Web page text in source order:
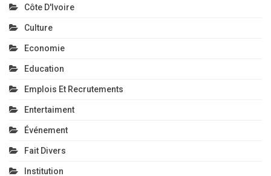
Côte D'Ivoire
Culture
Economie
Education
Emplois Et Recrutements
Entertaiment
Événement
Fait Divers
Institution